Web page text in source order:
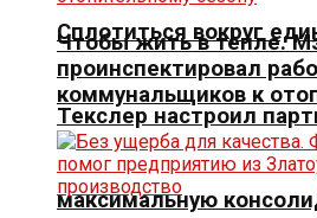
Сплотиться вокруг
Текслер настроил
максимальную
Чтобы жить в тепле.
проинспектировал
коммунальщиков к